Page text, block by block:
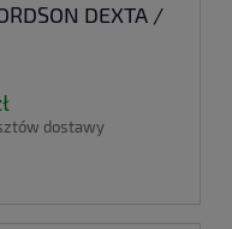
DEXTA /
dostawy